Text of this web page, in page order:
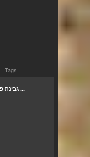
Tags
גבינת פטה שקדים טבעונית אפויה ...